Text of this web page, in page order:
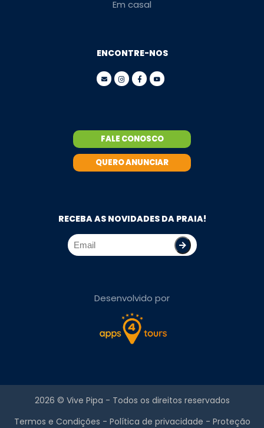
Em casal
ENCONTRE-NOS
FALE CONOSCO
QUERO ANUNCIAR
RECEBA AS NOVIDADES DA PRAIA!
Desenvolvido por
2026 © Vive Pipa - Todos os direitos reservados
Termos e Condições - Política de privacidade - Proteção